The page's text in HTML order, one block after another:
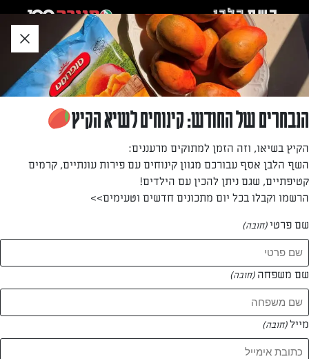
לאזור
תוכן
תחתון
חזרה לעמוד הבית
בתיה ברנמן
—
המתכונים של
0 מתכונים
המאמרים של בתיה ברנמן
הנבחרים של החודש: קינוחים לשיא הקיץ
הקיץ בשיאו, וזה הזמן למתוקים מרעננים:
השף הלבן אסף עבורכם מגוון קינוחים עם פירות עונתיים, קרמים
קטיפתיים, שגם ניתן להכין עם הילדים!
הרשמו וקבלו בכל יום מתכונים חדשים וטעימים>>
שם פרטי(חובה)
שם משפחה (חובה)
מייל(חובה)